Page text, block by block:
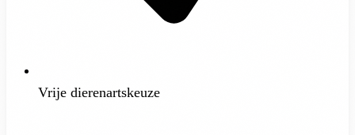
Vrije dierenartskeuze